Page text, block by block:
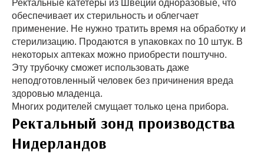
Ректальные катетеры из Швеции одноразовые, что
обеспечивает их стерильность и облегчает
применение. Не нужно тратить время на обработку и
стерилизацию. Продаются в упаковках по 10 штук. В
некоторых аптеках можно приобрести поштучно.
Эту трубочку сможет использовать даже
неподготовленный человек без причинения вреда
здоровью младенца.
Многих родителей смущает только цена прибора.
Ректальный зонд производства
Нидерландов